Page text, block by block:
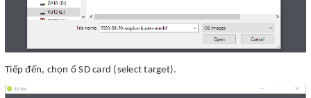
Tiếp đến, chọn ổ SD card (select target).